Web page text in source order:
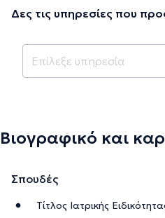
Δες τις υπηρεσίες που
Βιογραφικό και
Σπουδές
Τίτλος Iατρικής